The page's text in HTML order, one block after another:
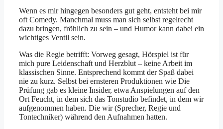
Wenn es mir hingegen besonders gut geht, entsteht bei mir
oft Comedy. Manchmal muss man sich selbst regelrecht
dazu bringen, fröhlich zu sein – und Humor kann dabei ein
wichtiges Ventil sein.
Was die Regie betrifft: Vorweg gesagt, Hörspiel ist für
mich pure Leidenschaft und Herzblut – keine Arbeit im
klassischen Sinne. Entsprechend kommt der Spaß dabei
nie zu kurz. Selbst bei ernsteren Produktionen wie Die
Prüfung gab es kleine Insider, etwa Anspielungen auf den
Ort Feucht, in dem sich das Tonstudio befindet, in dem wir
aufgenommen haben. Die wir (Sprecher, Regie und
Tontechniker) während den Aufnahmen hatten.